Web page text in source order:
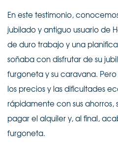
En este testimonio,
jubilado y antiguo usuario de
de duro trabajo y una
soñaba con disfrutar de su
furgoneta y su caravana.
los precios y las dificultades
rápidamente con sus ahorros,
pagar el alquiler y, al final,
furgoneta.